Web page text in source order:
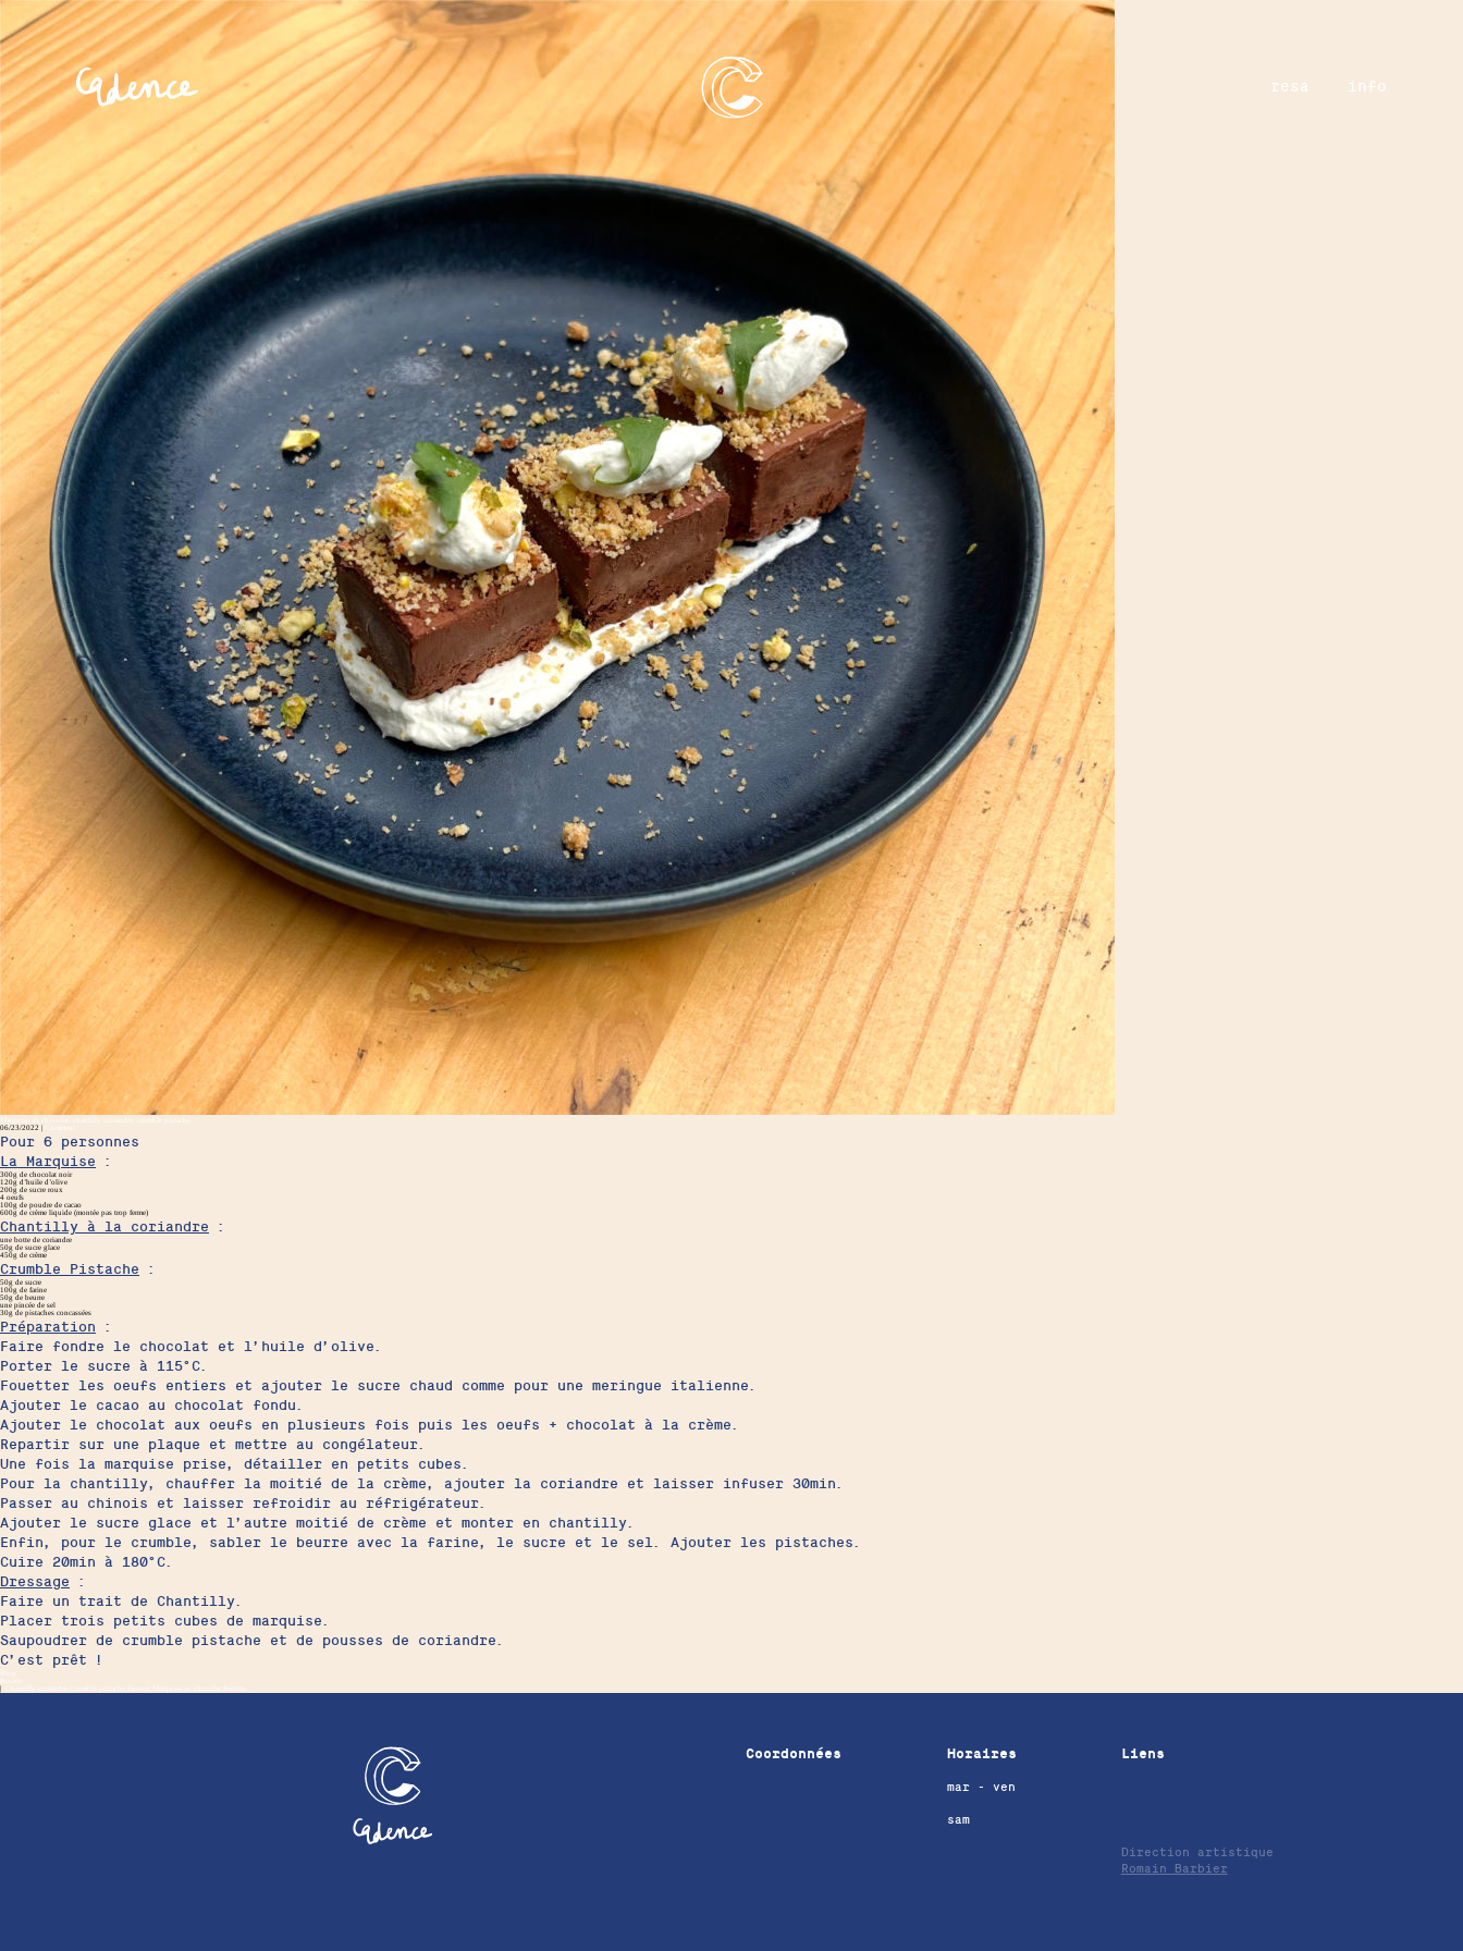
resa info
06/23/2022 |
Pour 6 personnes
La Marquise :
300g de chocolat noir
120g d’huile d’olive
200g de sucre roux
4 oeufs
100g de poudre de cacao
600g de crème liquide (montée pas trop ferme)
Chantilly à la coriandre :
une botte de coriandre
50g de sucre glace
450g de crème
Crumble Pistache :
50g de sucre
100g de farine
50g de beurre
une pincée de sel
30g de pistaches concassées
Préparation :
Faire fondre le chocolat et l’huile d’olive.
Porter le sucre à 115°C.
Fouetter les oeufs entiers et ajouter le sucre chaud comme pour une meringue italienne.
Ajouter le cacao au chocolat fondu.
Ajouter le chocolat aux oeufs en plusieurs fois puis les oeufs + chocolat à la crème.
Repartir sur une plaque et mettre au congélateur.
Une fois la marquise prise, détailler en petits cubes.
Pour la chantilly, chauffer la moitié de la crème, ajouter la coriandre et laisser infuser 30min.
Passer au chinois et laisser refroidir au réfrigérateur.
Ajouter le sucre glace et l’autre moitié de crème et monter en chantilly.
Enfin, pour le crumble, sabler le beurre avec la farine, le sucre et le sel. Ajouter les pistaches.
Cuire 20min à 180°C.
Dressage :
Faire un trait de Chantilly.
Placer trois petits cubes de marquise.
Saupoudrer de crumble pistache et de pousses de coriandre.
C’est prêt !
Dessert
Coordonnées Horaires
mar - ven
sam
Liens
Direction artistique
Romain Barbier